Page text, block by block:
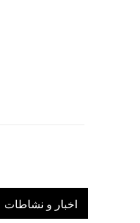
اخبار و نشاطات